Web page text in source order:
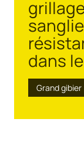
dans
Grand gibier